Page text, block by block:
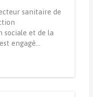
sanitaire de
sociale et de la
engagé…